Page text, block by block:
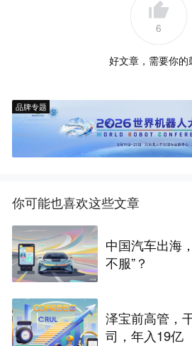
6
好文章，需要你的
品牌专题
你可能也喜欢这些文章
中国汽车出海
不服”？
泽宝前高管，
司，年入19亿